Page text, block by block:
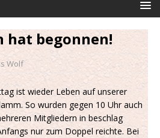
hat begonnen!
Wolf
ist wieder Leben auf unserer
So wurden gegen 10 Uhr auch
Mitgliedern in beschlag
nur zum Doppel reichte. Bei